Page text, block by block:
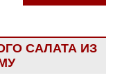
САЛАТА ИЗ